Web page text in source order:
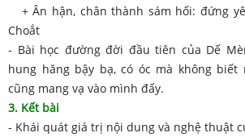
+ Ân hận, chân thành sám hối: đứng
Choắt
- Bài học đường đời đầu tiên của Dế
hung hăng bậy bạ, có óc mà không biết
cũng mang vạ vào mình đấy.
3. Kết bài
- Khái quát giá trị nội dung và nghệ thuật